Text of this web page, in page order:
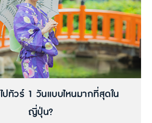
ทัวร์ 1 วันแบบไหนมากที่สุดใน
ญี่ปุ่น?